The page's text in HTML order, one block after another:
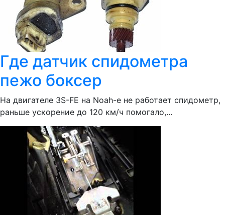
Где датчик спидометра
пежо боксер
На двигателе 3S-FE на Noah-e не работает спидометр,
раньше ускорение до 120 км/ч помогало,...